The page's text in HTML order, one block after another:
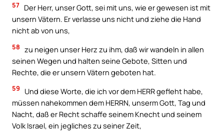
57 Der Herr, unser Gott, sei mit uns, wie er gewesen ist mit
unsern Vätern. Er verlasse uns nicht und ziehe die Hand
nicht ab von uns,
58 zu neigen unser Herz zu ihm, daß wir wandeln in allen
seinen Wegen und halten seine Gebote, Sitten und
Rechte, die er unsern Vätern geboten hat.
59
Und diese Worte, die ich vor dem HERR gefleht habe,
müssen nahekommen dem HERRN, unserm Gott, Tag und
Nacht, daß er Recht schaffe seinem Knecht und seinem
Volk Israel, ein jegliches zu seiner Zeit,